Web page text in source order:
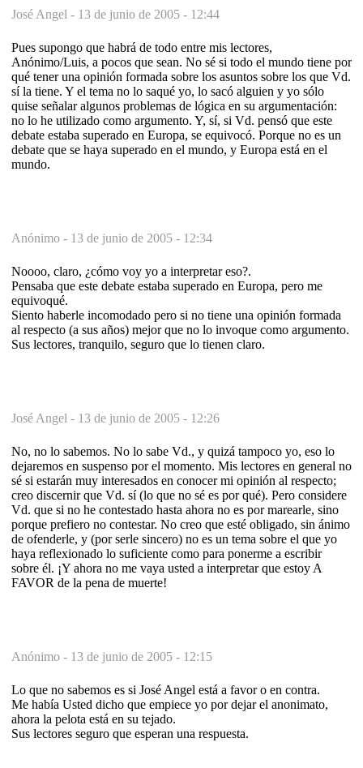
José Angel - 13 de junio de 2005 - 12:44
Pues supongo que habrá de todo entre mis lectores,
Anónimo/Luis, a pocos que sean. No sé si todo el mundo tiene por
qué tener una opinión formada sobre los asuntos sobre los que Vd.
sí la tiene. Y el tema no lo saqué yo, lo sacó alguien y yo sólo
quise señalar algunos problemas de lógica en su argumentación:
no lo he utilizado como argumento. Y, sí, si Vd. pensó que este
debate estaba superado en Europa, se equivocó. Porque no es un
debate que se haya superado en el mundo, y Europa está en el
mundo.
Anónimo - 13 de junio de 2005 - 12:34
Noooo, claro, ¿cómo voy yo a interpretar eso?.
Pensaba que este debate estaba superado en Europa, pero me
equivoqué.
Siento haberle incomodado pero si no tiene una opinión formada
al respecto (a sus años) mejor que no lo invoque como argumento.
Sus lectores, tranquilo, seguro que lo tienen claro.
José Angel - 13 de junio de 2005 - 12:26
No, no lo sabemos. No lo sabe Vd., y quizá tampoco yo, eso lo
dejaremos en suspenso por el momento. Mis lectores en general no
sé si estarán muy interesados en conocer mi opinión al respecto;
creo discernir que Vd. sí (lo que no sé es por qué). Pero considere
Vd. que si no he contestado hasta ahora no es por marearle, sino
porque prefiero no contestar. No creo que esté obligado, sin ánimo
de ofenderle, y (por serle sincero) no es un tema sobre el que yo
haya reflexionado lo suficiente como para ponerme a escribir
sobre él. ¡Y ahora no me vaya usted a interpretar que estoy A
FAVOR de la pena de muerte!
Anónimo - 13 de junio de 2005 - 12:15
Lo que no sabemos es si José Angel está a favor o en contra.
Me había Usted dicho que empiece yo por dejar el anonimato,
ahora la pelota está en su tejado.
Sus lectores seguro que esperan una respuesta.